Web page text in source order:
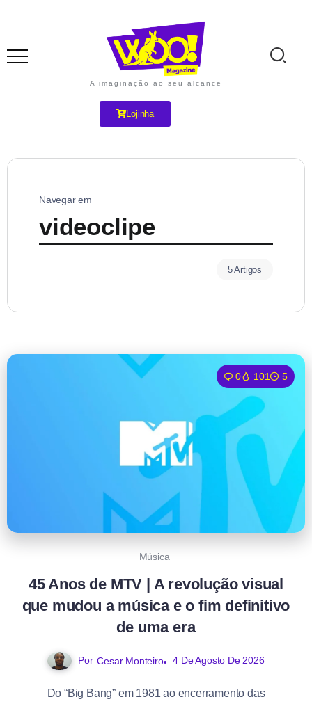
A imaginação ao seu alcance
Lojinha
Navegar em
videoclipe
5 Artigos
0 101 5
Música
45 Anos de MTV | A revolução visual
que mudou a música e o fim definitivo
de uma era
Por Cesar Monteiro 4 De Agosto De 2026
Do “Big Bang” em 1981 ao encerramento das